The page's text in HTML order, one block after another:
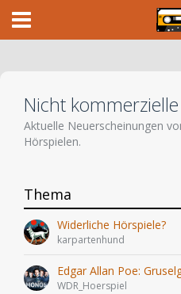
Nicht
Aktuelle Neuerscheinungen
Hörspielen.
Thema
Widerliche Hörspiele?
karpartenhund
Edgar Allan Poe:
WDR_Hoerspiel